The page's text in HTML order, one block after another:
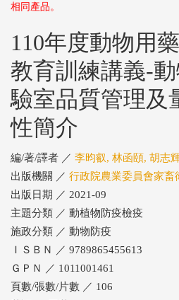
相同產品。
110年度動物用
教育訓練講義-
驗室品質管理及
性簡介
編/著/譯者 ／ 李昀叡, 林函頤, 胡志
出版機關 ／ 行政院農業委員會家畜
出版日期 ／ 2021-09
主題分類 ／ 動植物防疫檢疫
施政分類 ／ 動物防疫
ＩＳＢＮ ／ 9789865455613
ＧＰＮ ／ 1011001461
頁數/張數/片數 ／ 106